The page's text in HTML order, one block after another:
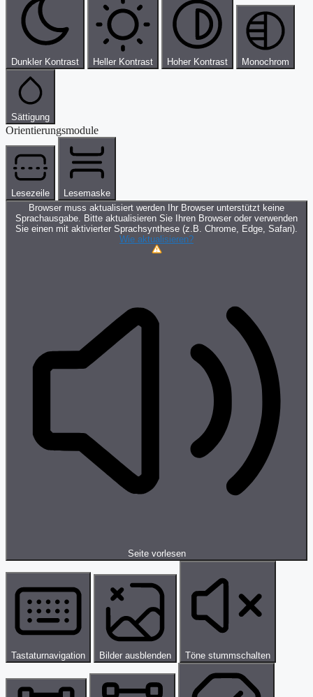
Dunkler Kontrast Heller Kontrast Hoher Kontrast Monochrom
Sättigung
Orientierungsmodule
Lesezeile
Lesemaske
Browser muss aktualisiert werden Ihr Browser unterstützt keine
Sprachausgabe. Bitte aktualisieren Sie Ihren Browser oder verwenden
Sie einen mit aktivierter Sprachsynthese (z.B. Chrome, Edge, Safari).
Wie aktualisieren?
Seite vorlesen
Tastaturnavigation Bilder ausblenden Töne stummschalten